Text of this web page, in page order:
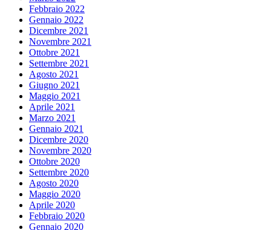
Febbraio 2022
Gennaio 2022
Dicembre 2021
Novembre 2021
Ottobre 2021
Settembre 2021
Agosto 2021
Giugno 2021
Maggio 2021
Aprile 2021
Marzo 2021
Gennaio 2021
Dicembre 2020
Novembre 2020
Ottobre 2020
Settembre 2020
Agosto 2020
Maggio 2020
Aprile 2020
Febbraio 2020
Gennaio 2020